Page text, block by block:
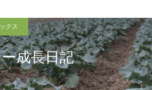
クス
成長日記